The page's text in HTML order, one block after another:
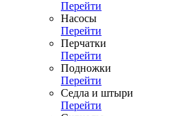
Перейти
Насосы
Перейти
Перчатки
Перейти
Подножки
Перейти
Седла и штыри
Перейти